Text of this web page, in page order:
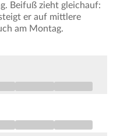
Beifuß zieht gleichauf:
er auf mittlere
am Montag.